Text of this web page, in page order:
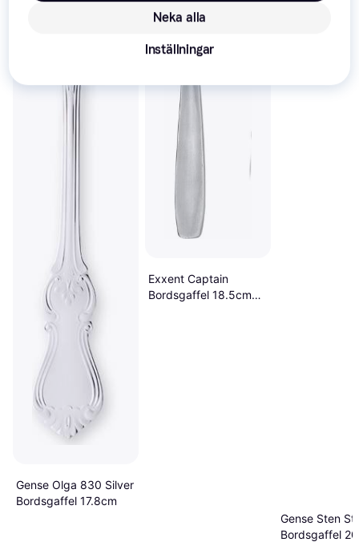
Gense Olga 830 Silver
Bordsgaffel 17.8cm
Exxent Captain
Bordsgaffel 18.5cm
Gense Sten
Bordsgaffel
Neka alla
Inställningar